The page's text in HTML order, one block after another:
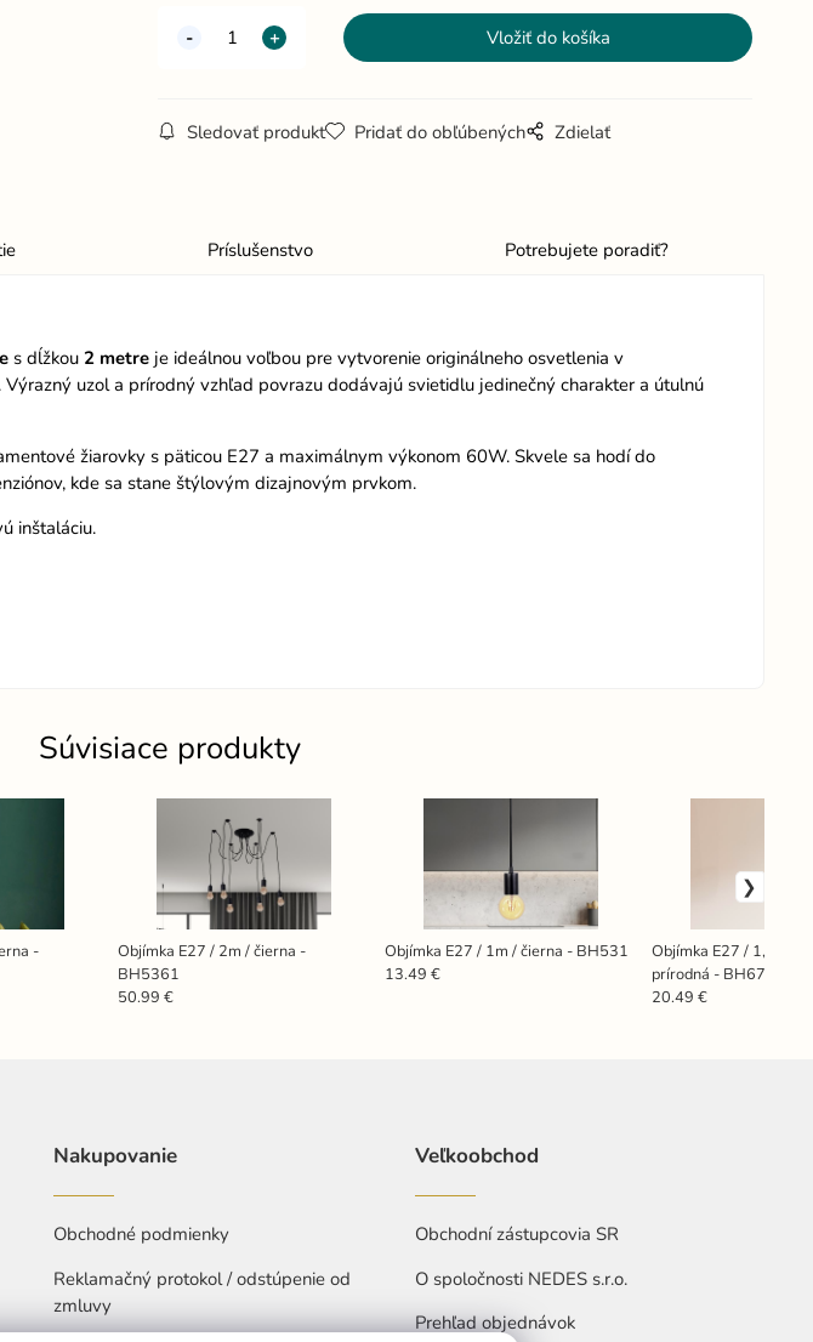
Sledovať produkt Pridať do obľúbených Zdielať
Príslušenstvo Potrebujete poradiť?
s dĺžkou 2 metreje ideálnou voľbou pre vytvorenie originálneho osvetlenia v
uzol a prírodný vzhľad povrazu dodávajú svietidlu jedinečný charakter a útulnú
žiarovky s päticou E27 a maximálnym výkonom 60W. Skvele sa hodí do
kde sa stane štýlovým dizajnovým prvkom.
inštaláciu.
Súvisiace produkty
-
Objímka E27 / 2m / čierna -
BH5361
50.99 €
Objímka E27 / 1m / čierna - BH531
13.49 €
Objímka E27 / 1,5m /
prírodná - BH671-4
20.49 €
Nakupovanie
Obchodné podmienky
Reklamačný protokol / odstúpenie od
zmluvy
Veľkoobchod
Obchodní zástupcovia SR
O spoločnosti NEDES s.r.o.
Prehľad objednávok